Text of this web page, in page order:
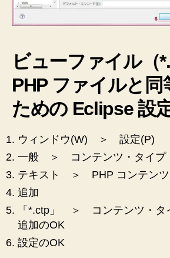
と
き
ょ
と
し
た
メ
モ
へ
ビューファイル（
PHP ファイルと同
ための Eclipse 設
ウィンドウ(W) ＞ 設定(P)
一般 ＞ コンテンツ・タイプ
テキスト ＞ PHP コンテンツ
追加
「*.ctp」 ＞ コンテンツ・タ
追加のOK
設定のOK